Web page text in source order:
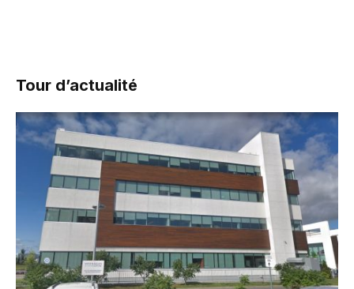
Tour d’actualité